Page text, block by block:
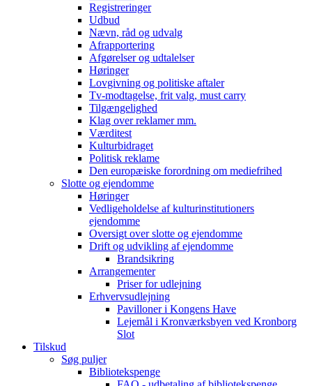
Registreringer
Udbud
Nævn, råd og udvalg
Afrapportering
Afgørelser og udtalelser
Høringer
Lovgivning og politiske aftaler
Tv-modtagelse, frit valg, must carry
Tilgængelighed
Klag over reklamer mm.
Værditest
Kulturbidraget
Politisk reklame
Den europæiske forordning om mediefrihed
Slotte og ejendomme
Høringer
Vedligeholdelse af kulturinstitutioners
ejendomme
Oversigt over slotte og ejendomme
Drift og udvikling af ejendomme
Brandsikring
Arrangementer
Priser for udlejning
Erhvervsudlejning
Pavilloner i Kongens Have
Lejemål i Kronværksbyen ved Kronborg
Slot
Tilskud
Søg puljer
Bibliotekspenge